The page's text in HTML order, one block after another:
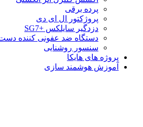
پرده برقی
پروژکتور ال ای دی
دزدگیر سایلکس +SG7
دستگاه ضد عفونی کننده دست
سنسور روشنایی
پروژه های هایکا
آموزش هوشمند سازی